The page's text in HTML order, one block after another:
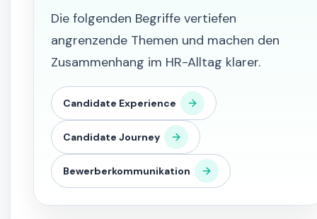
Die folgenden Begriffe vertiefen
angrenzende Themen und machen den
Zusammenhang im HR-Alltag klarer.
Candidate Experience
Candidate Journey
Bewerberkommunikation